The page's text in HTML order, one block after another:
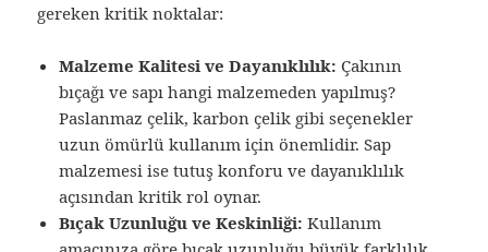
gereken kritik noktalar:
Malzeme Kalitesi ve Dayanıklılık: Çakının
bıçağı ve sapı hangi malzemeden yapılmış?
Paslanmaz çelik, karbon çelik gibi seçenekler
uzun ömürlü kullanım için önemlidir. Sap
malzemesi ise tutuş konforu ve dayanıklılık
açısından kritik rol oynar.
Bıçak Uzunluğu ve Keskinliği: Kullanım